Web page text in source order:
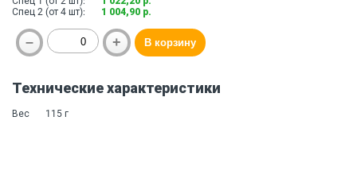
Спец 2 (от 4 шт):
1 004,90 р.
Технические характеристики
Вес 115 г